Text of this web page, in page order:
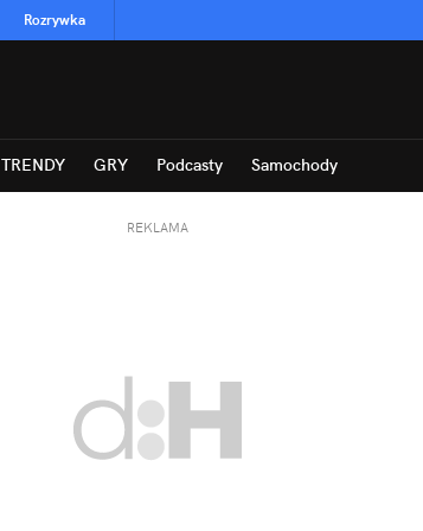
Rozrywka
TRENDY GRY Podcasty Samochody
REKLAMA